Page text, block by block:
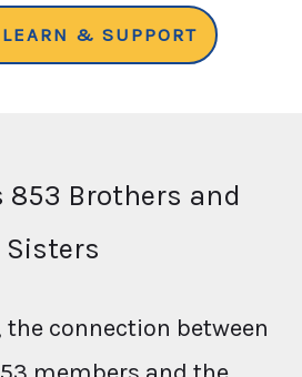
& SUPPORT
853 Brothers and
Sisters
the connection between